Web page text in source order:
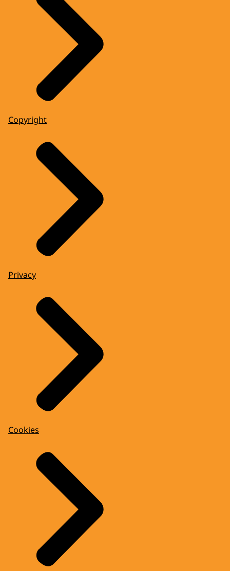
Copyright
Privacy
Cookies